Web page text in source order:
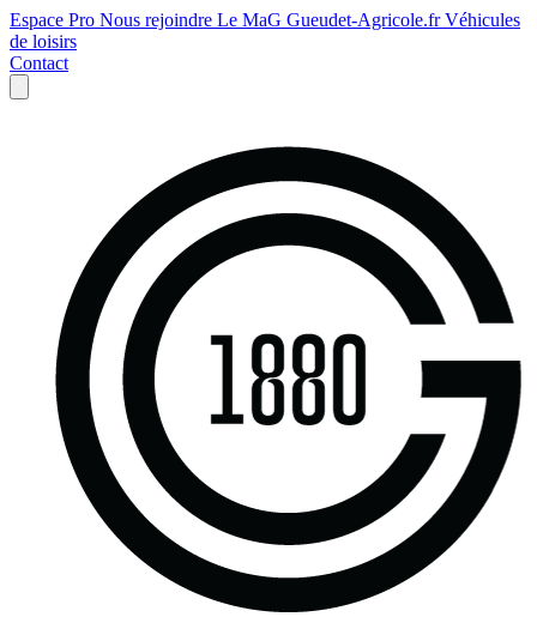
Espace Pro Nous rejoindre Le MaG Gueudet-Agricole.frVéhicules
de loisirs
Contact